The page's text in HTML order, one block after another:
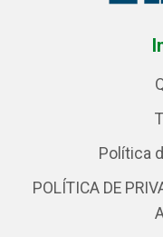
Política
POLÍTICA DE